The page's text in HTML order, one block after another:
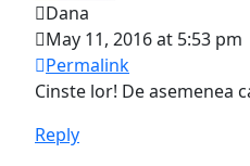
Dana
May 11, 2016 at 5:53 pm
Permalink
Cinste lor! De asemenea
Reply